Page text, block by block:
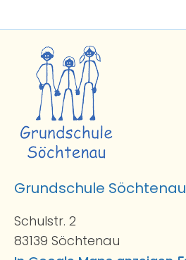
Grundschule Söchtenau
Schulstr. 2
83139 Söchtenau